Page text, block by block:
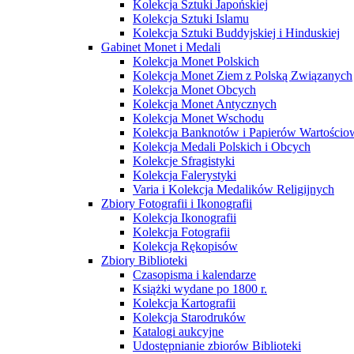
Kolekcja Sztuki Japońskiej
Kolekcja Sztuki Islamu
Kolekcja Sztuki Buddyjskiej i Hinduskiej
Gabinet Monet i Medali
Kolekcja Monet Polskich
Kolekcja Monet Ziem z Polską Związanych
Kolekcja Monet Obcych
Kolekcja Monet Antycznych
Kolekcja Monet Wschodu
Kolekcja Banknotów i Papierów
Kolekcja Medali Polskich i Obcych
Kolekcje Sfragistyki
Kolekcja Falerystyki
Varia i Kolekcja Medalików Religijnych
Zbiory Fotografii i Ikonografii
Kolekcja Ikonografii
Kolekcja Fotografii
Kolekcja Rękopisów
Zbiory Biblioteki
Czasopisma i kalendarze
Książki wydane po 1800 r.
Kolekcja Kartografii
Kolekcja Starodruków
Katalogi aukcyjne
Udostępnianie zbiorów Biblioteki